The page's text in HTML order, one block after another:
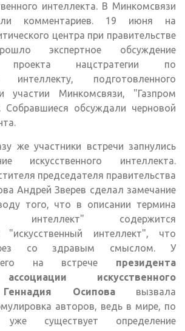
интеллекта. В Минкомсвязи
комментариев. 19 июня на
центра при правительстве
экспертное обсуждение
проекта нацстратегии по
интеллекту, подготовленного
участии Минкомсвязи, "Газпром
обсуждали черновой
же участники встречи запнулись
искусственного интеллекта.
председателя правительства
Андрей Зверев сделал замечание
того, что в описании термина
интеллект" содержится
"искусственный интеллект", что
со здравым смыслом. У
на встрече президента
искусственного
Осиповавызвала
авторов, ведь в мире, по
существует определение